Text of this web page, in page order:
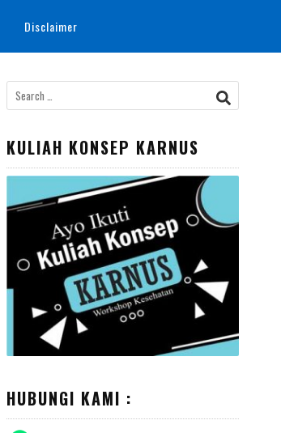
Disclaimer
Search
for:
KULIAH KONSEP KARNUS
HUBUNGI KAMI :